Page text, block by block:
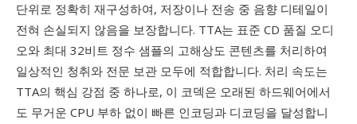
단위로 정확히 재구성하여, 저장이나 전송 중 음향 디테일이
전혀 손실되지 않음을 보장합니다. TTA는 표준 CD 품질 오디
오와 최대 32비트 정수 샘플의 고해상도 콘텐츠를 처리하여
일상적인 청취와 전문 보관 모두에 적합합니다. 처리 속도는
TTA의 핵심 강점 중 하나로, 이 코덱은 오래된 하드웨어에서
도 무거운 CPU 부하 없이 빠른 인코딩과 디코딩을 달성합니